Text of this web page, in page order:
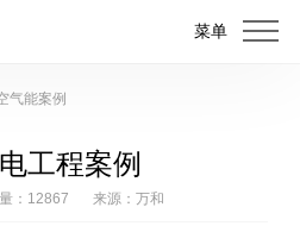
菜单
气能案例
工程案例
：12867 来源：万和